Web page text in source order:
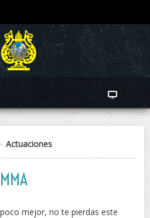
Actuaciones
mejor, no te pierdas este